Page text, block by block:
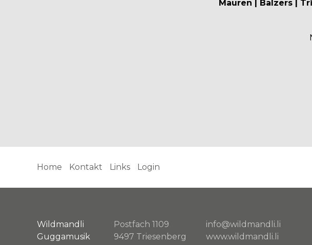
Mauren | Balzers |
Home Kontakt Links Login
Wildmandli
Guggamusik
Postfach 1109
9497 Triesenberg
info@wildmandli.li
www.wildmandli.li